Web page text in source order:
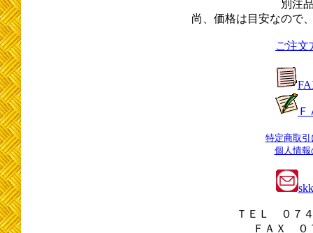
別注
尚、価格は目安なので
ご注文
特定商取
個人情
ＴＥＬ ０７
ＦＡＸ ０